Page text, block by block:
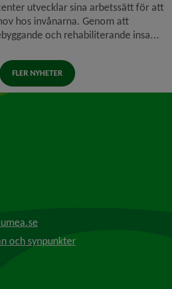
utvecklar sina arbetssätt för att
hos invånarna. Genom att
och rehabiliterande insa...
FLER NYHETER
till annan webbplats, öppnas i nytt
och synpunkter